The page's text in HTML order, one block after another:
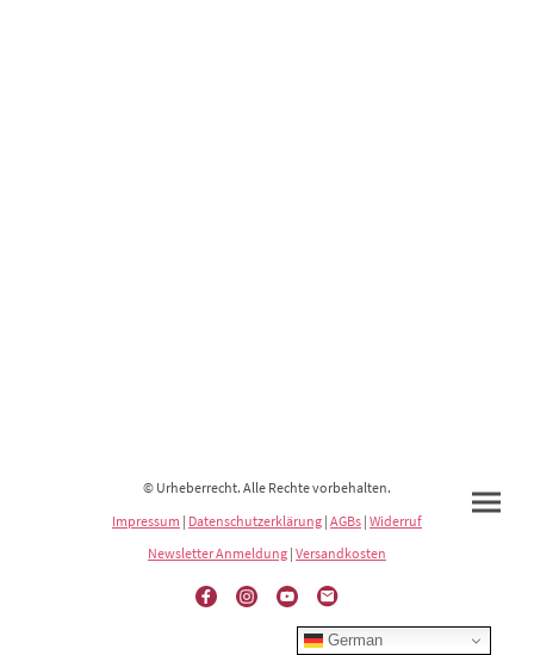
© Urheberrecht. Alle Rechte vorbehalten.
Impressum | Datenschutzerklärung | AGBs | Widerruf
Newsletter Anmeldung | Versandkosten
German